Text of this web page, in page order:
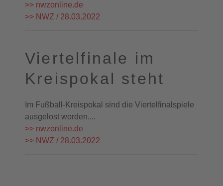
>> nwzonline.de
>> NWZ / 28.03.2022
Viertelfinale im
Kreispokal steht
Im Fußball-Kreispokal sind die Viertelfinalspiele
ausgelost worden....
>> nwzonline.de
>> NWZ / 28.03.2022